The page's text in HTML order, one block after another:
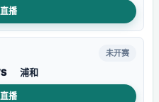
播
浦和
未开赛
播